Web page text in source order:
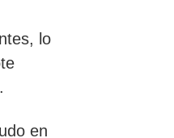
lo
en